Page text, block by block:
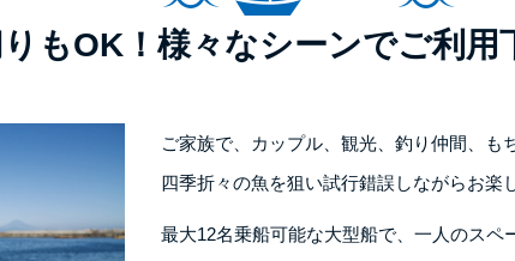
もOK！様々なシーンでご利用
ご家族で、カップル、観光、釣り仲間、も
四季折々の魚を狙い試行錯誤しながらお楽
最大12名乗船可能な大型船で、一人のスペ